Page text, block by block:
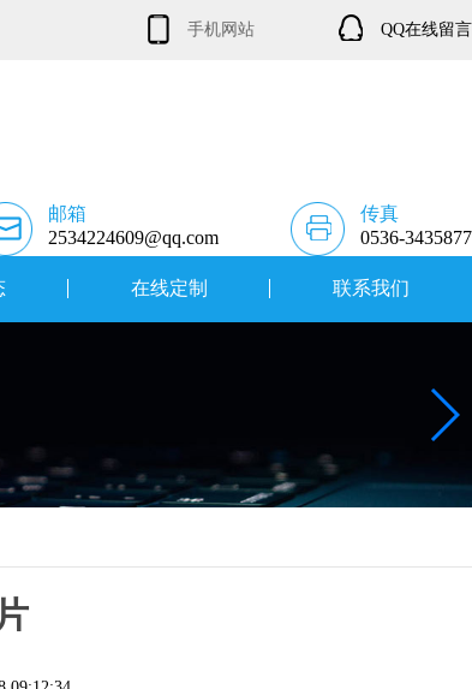
手机网站 QQ在线留言
邮箱
2534224609@qq.com
传真
0536-3435877
在线定制 联系我们